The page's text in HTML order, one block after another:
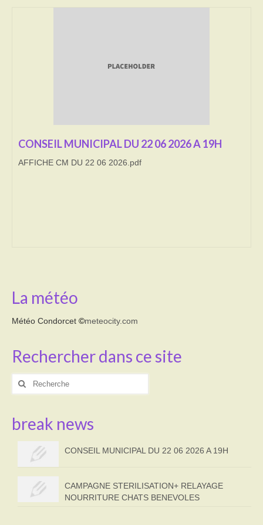
DECHETS VERTS
CONSEIL MUNICIPAL DU 22 06 2026 A 19H
AFFICHE CM DU 22 06 2026.pdf
La météo
Météo Condorcet ©meteocity.com
Rechercher dans ce site
Rechercher
break news
CONSEIL MUNICIPAL DU 22 06 2026 A 19H
CAMPAGNE STERILISATION+ RELAYAGE
NOURRITURE CHATS BENEVOLES